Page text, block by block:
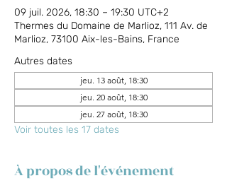
09 juil. 2026, 18:30 – 19:30 UTC+2
Thermes du Domaine de Marlioz, 111 Av. de
Marlioz, 73100 Aix-les-Bains, France
Autres dates
jeu. 13 août, 18:30
jeu. 20 août, 18:30
jeu. 27 août, 18:30
Voir toutes les 17 dates
À propos de l'événement